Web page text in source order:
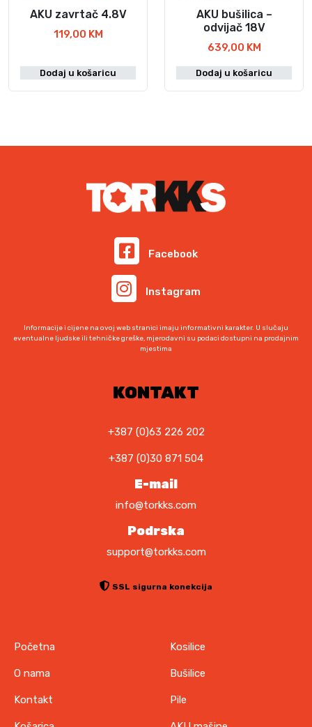
l
:
1
2
j
.
1
0
AKU zavrtač 4.8V
119,00 KM
Dodaj u košaricu
AKU bušilica –
odvijač 18V
639,00 KM
Dodaj u košaricu
Facebook
Instagram
Informacije i cijene na ovoj web stranici imaju informativni karakter. U slučaju
eventualne ljudske ili tehničke greške, mjerodavni su podaci dostupni na prodajnim
mjestima
KONTAKT
+387 (0)63 226 202
+387 (0)30 871 504
E-mail
info@torkks.com
Podrska
support@torkks.com
SSL sigurna konekcija
Početna
O nama
Kontakt
Kosilice
Bušilice
Pile